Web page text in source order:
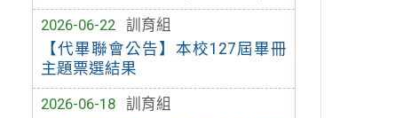
2026-06-22
訓育組
【代畢聯會公告】本校127屆畢冊
主題票選結果
2026-06-18
訓育組